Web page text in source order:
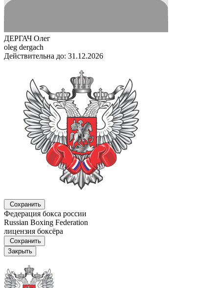
ДЕРГАЧ Олег
oleg dergach
Действительна до: 31.12.2026
Сохранить
Федерация бокса россии
Russian Boxing Federation
лицензия боксёра
Сохранить
Закрыть